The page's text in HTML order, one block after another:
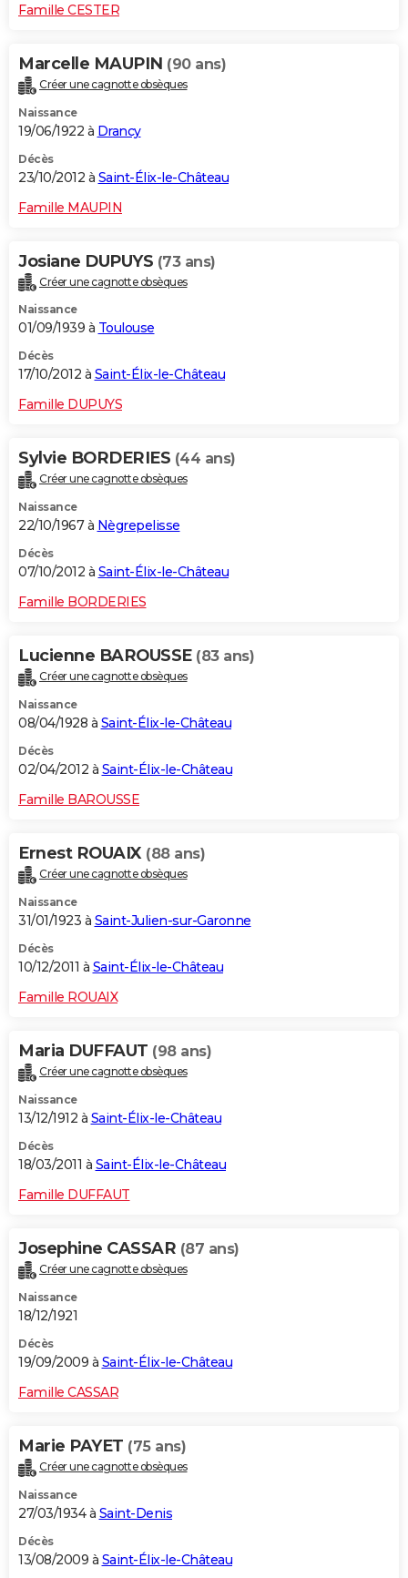
Famille CESTER
Marcelle MAUPIN (90 ans)
Créer une cagnotte obsèques
Naissance
19/06/1922 à Drancy
Décès
23/10/2012 à Saint-Élix-le-Château
Famille MAUPIN
Josiane DUPUYS (73 ans)
Créer une cagnotte obsèques
Naissance
01/09/1939 à Toulouse
Décès
17/10/2012 à Saint-Élix-le-Château
Famille DUPUYS
Sylvie BORDERIES (44 ans)
Créer une cagnotte obsèques
Naissance
22/10/1967 à Nègrepelisse
Décès
07/10/2012 à Saint-Élix-le-Château
Famille BORDERIES
Lucienne BAROUSSE (83 ans)
Créer une cagnotte obsèques
Naissance
08/04/1928 à Saint-Élix-le-Château
Décès
02/04/2012 à Saint-Élix-le-Château
Famille BAROUSSE
Ernest ROUAIX (88 ans)
Créer une cagnotte obsèques
Naissance
31/01/1923 à Saint-Julien-sur-Garonne
Décès
10/12/2011 à Saint-Élix-le-Château
Famille ROUAIX
Maria DUFFAUT (98 ans)
Créer une cagnotte obsèques
Naissance
13/12/1912 à Saint-Élix-le-Château
Décès
18/03/2011 à Saint-Élix-le-Château
Famille DUFFAUT
Josephine CASSAR (87 ans)
Créer une cagnotte obsèques
Naissance
18/12/1921
Décès
19/09/2009 à Saint-Élix-le-Château
Famille CASSAR
Marie PAYET (75 ans)
Créer une cagnotte obsèques
Naissance
27/03/1934 à Saint-Denis
Décès
13/08/2009 à Saint-Élix-le-Château